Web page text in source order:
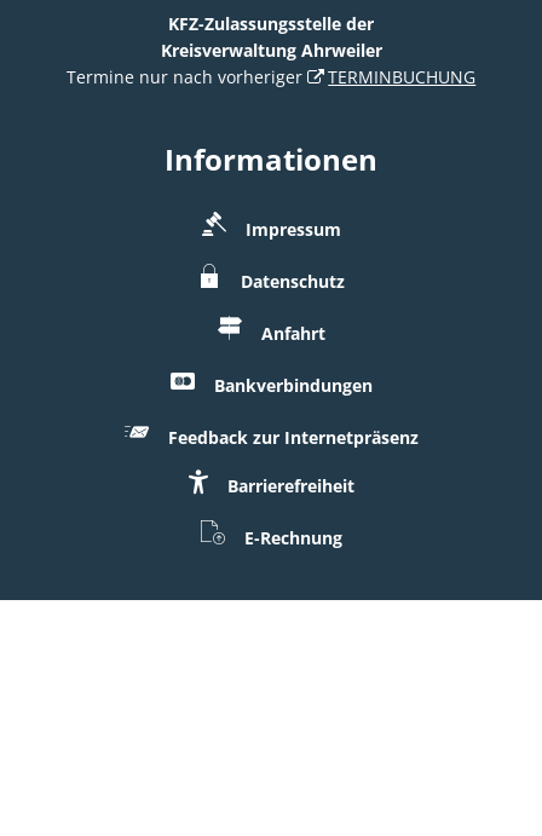
KFZ-Zulassungsstelle der
Kreisverwaltung Ahrweiler
Termine nur nach vorheriger
TERMINBUCHUNG
Informationen
Impressum
Datenschutz
Anfahrt
Bankverbindungen
Feedback zur Internetpräsenz
Barrierefreiheit
E-Rechnung